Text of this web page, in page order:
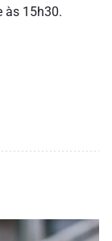
às 15h30.